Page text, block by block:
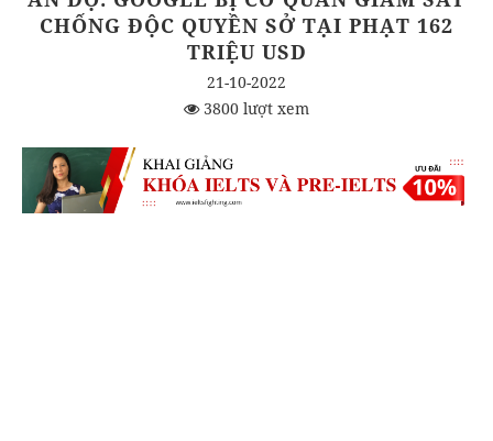
CHỐNG ĐỘC QUYỀN SỞ TẠI PHẠT 162
TRIỆU USD
21-10-2022
3800 lượt xem